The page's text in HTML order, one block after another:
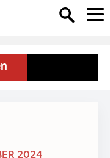
2024